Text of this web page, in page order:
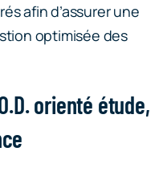
afin d’assurer une
optimisée des
orienté étude,